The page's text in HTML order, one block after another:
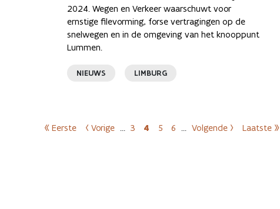
2024. Wegen en Verkeer waarschuwt voor
ernstige filevorming, forse vertragingen op de
snelwegen en in de omgeving van het knooppunt
Lummen.
NIEUWS LIMBURG
Paginering
Eerste pagina
« Eerste
Vorige pagina
‹ Vorige 3
Huidige pagina
4 5 6 Volgende › Laatste »